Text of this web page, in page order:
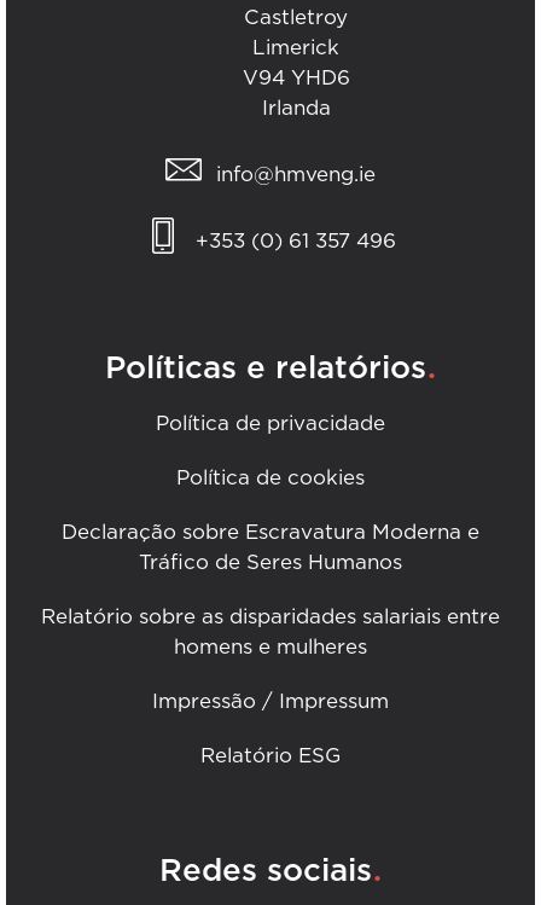
Castletroy
Limerick
V94 YHD6
Irlanda
info@hmveng.ie
+353 (0) 61 357 496
Políticas e relatórios.
Política de privacidade
Política de cookies
Declaração sobre Escravatura Moderna e
Tráfico de Seres Humanos
Relatório sobre as disparidades salariais entre
homens e mulheres
Impressão / Impressum
Relatório ESG
Redes sociais.